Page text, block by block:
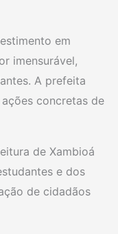
em
imensurável,
A prefeita
concretas de
de Xambioá
e dos
de cidadãos